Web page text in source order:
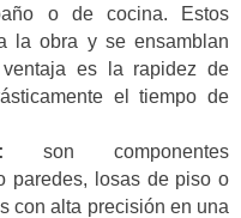
o de cocina. Estos
la obra y se ensamblan
es la rapidez de
el tiempo de
son componentes
paredes, losas de piso o
con alta precisión en una